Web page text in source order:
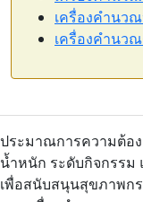
เครื่องคำนว
เครื่องคำนว
ประมาณการความต้อ
น้ำหนัก ระดับกิจกรรม
เพื่อสนับสนุนสุขภาพก